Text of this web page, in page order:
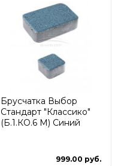
Брусчатка Выбор
Стандарт "Классико"
(Б.1.КО.6 М) Синий
999.00 руб.